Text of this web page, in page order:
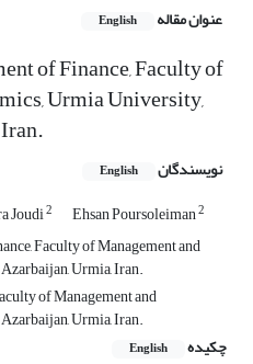
عنوان مقاله English
of Finance, Faculty of
Urmia University,
نویسندگان English
Joudi2 Ehsan Poursoleiman2
Faculty of Management and
Urmia, Iran.
of Management and
Urmia, Iran.
چکیده
English